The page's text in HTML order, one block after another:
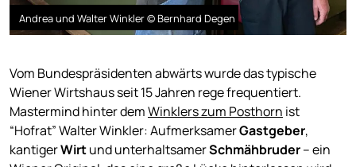
Andrea und Walter Winkler © Bernhard Degen
Vom Bundespräsidenten abwärts wurde das typische
Wiener Wirtshaus seit 15 Jahren rege frequentiert.
Mastermind hinter demWinklers zum Posthorn ist
“Hofrat” Walter Winkler: AufmerksamerGastgeber,
kantigerWirtund unterhaltsamerSchmähbruder– ein